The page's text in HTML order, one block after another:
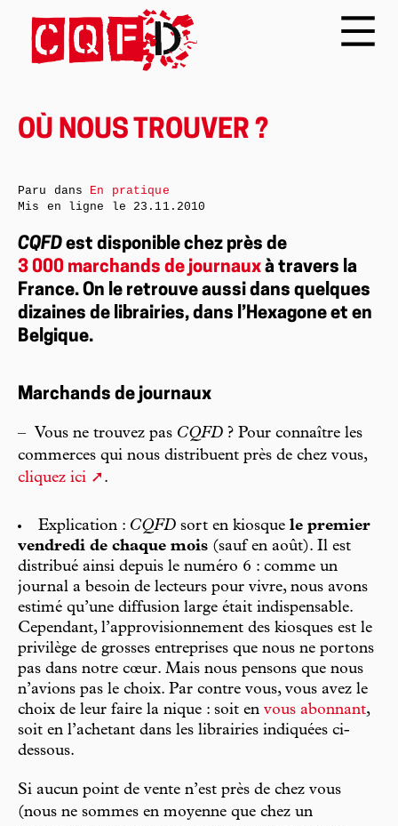
OÙ NOUS TROUVER ?
CQFD est disponible chez près de
3 000 marchands de journaux à travers la
France. On le retrouve aussi dans quelques
dizaines de librairies, dans l’Hexagone et en
Belgique.
Marchands de journaux
– Vous ne trouvez pas CQFD ? Pour connaître les
commerces qui nous distribuent près de chez vous,
cliquez ici
.
Explication : CQFD sort en kiosque le premier
vendredi de chaque mois (sauf en août). Il est
distribué ainsi depuis le numéro 6 : comme un
journal a besoin de lecteurs pour vivre, nous avons
estimé qu’une diffusion large était indispensable.
Cependant, l’approvisionnement des kiosques est le
privilège de grosses entreprises que nous ne portons
pas dans notre cœur. Mais nous pensons que nous
n’avions pas le choix. Par contre vous, vous avez le
choix de leur faire la nique : soit en vous abonnant,
soit en l’achetant dans les librairies indiquées ci-
dessous.
Si aucun point de vente n’est près de chez vous
(nous ne sommes en moyenne que chez un
Paru dans En pratique
Mis en ligne le 23.11.2010